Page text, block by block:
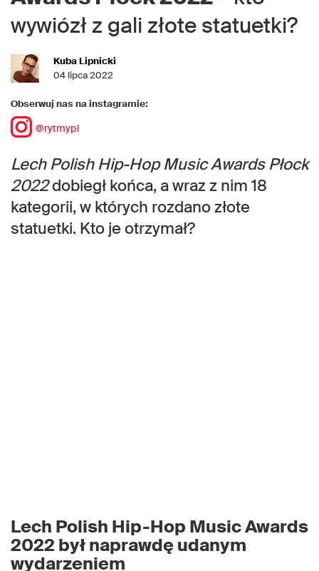
wywiózł z gali złote statuetki?
Kuba Lipnicki
04 lipca 2022
Obserwuj nas na instagramie:
@rytmypl
Lech Polish Hip-Hop Music Awards Płock
2022dobiegł końca, a wraz z nim 18
kategorii, w których rozdano złote
statuetki. Kto je otrzymał?
Lech Polish Hip-Hop Music Awards
2022 był naprawdę udanym
wydarzeniem